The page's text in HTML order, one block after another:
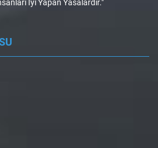
İyi Yapan Yasalardır."